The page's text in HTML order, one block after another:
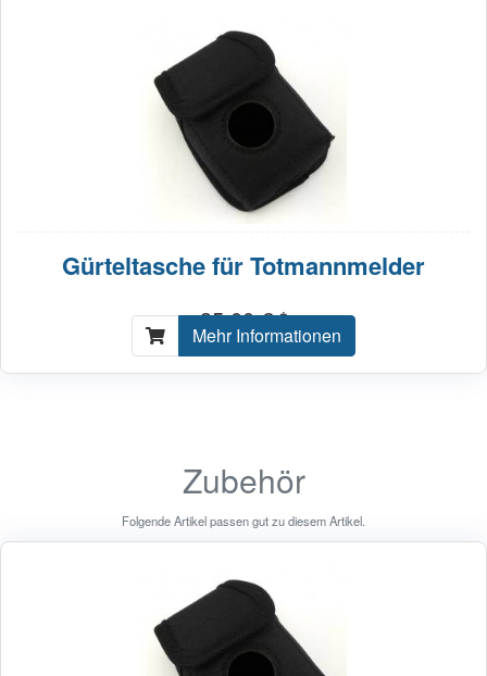
Gürteltasche für Totmannmelder
35,00 € *
Mehr Informationen
Zubehör
Folgende Artikel passen gut zu diesem Artikel.